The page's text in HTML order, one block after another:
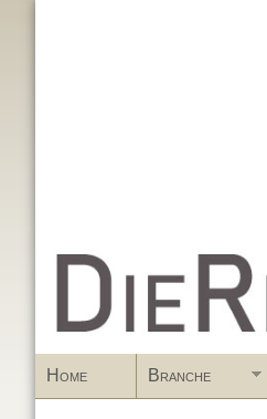
Home Branche